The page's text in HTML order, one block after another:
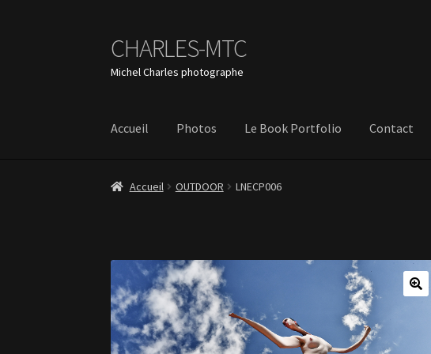
Aller
à
la
Aller
au
contenu
CHARLES-MTC
Michel Charles photographe
Accueil Photos Le Book Portfolio Contact
Accueil OUTDOOR LNECP006